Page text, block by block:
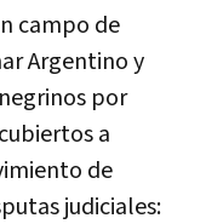
campo de
Argentino y
por
a
de
judiciales: